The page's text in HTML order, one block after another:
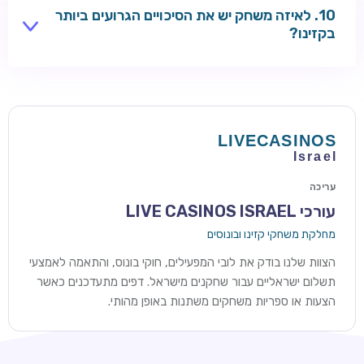
TSARS
מסננות את היסודות האלה.
לאיזה משחק יש את הסיכויים הגרועים ביותר
בקזינו?
פרסים עליונים עסיסיים יותר בדרך כלל אומרים סיכויים
קלושים יותר להנחית אותם בפועל.
עריכה
עורכי LIVE CASINOS ISRAEL
מחלקת משחקי קזינו ובונוסים
הצוות שלנו בודק את לובי המפעילים, חוקי בונוס, והתאמה לאמצעי
תשלום ישראליים עבור שחקנים מישראל. דפים מתעדכנים כאשר
הצעות או ספריות משחקים משתנות באופן מהותי.